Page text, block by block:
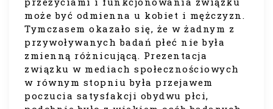
może być odmienna u kobiet i mężczyzn.
Tymczasem okazało się, że w żadnym z
przywoływanych badań płeć nie była
zmienną różnicującą. Prezentacja
związku w mediach społecznościowych
w równym stopniu była przejawem
poczucia satysfakcji obydwu płci,